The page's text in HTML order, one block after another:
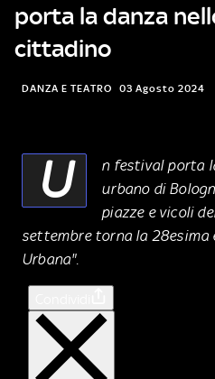
porta la danza
cittadino
DANZA E TEATRO 03 Agosto 2024
U
n festival porta
urbano di
piazze e vicoli
settembre torna la 28esima
Urbana".